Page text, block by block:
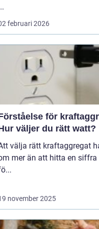
februari 2026
för
väljer du rätt watt?
välja rätt kraftaggregat
mer än att hitta en siffra
november 2025